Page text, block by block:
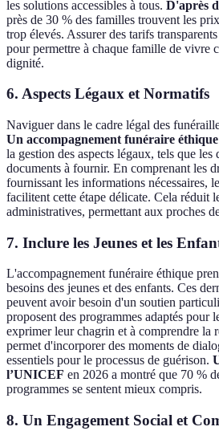
les solutions accessibles à tous. D'après
près de 30 % des familles trouvent les
trop élevés. Assurer des tarifs
pour permettre à chaque famille de vivre
dignité.
6. Aspects Légaux et Normatifs
Naviguer dans le cadre légal des
Un accompagnement funéraire éthique
la gestion des aspects légaux, tels que
documents à fournir. En comprenant les
fournissant les informations nécessaires,
facilitent cette étape délicate. Cela réduit
administratives, permettant aux proches
7. Inclure les Jeunes et les
L'accompagnement funéraire éthique
besoins des jeunes et des enfants. Ces
peuvent avoir besoin d'un soutien
proposent des programmes adaptés pour
exprimer leur chagrin et à comprendre la
permet d'incorporer des moments de
essentiels pour le processus de guérison.
l’UNICEF en 2026 a montré que 70 %
programmes se sentent mieux compris.
8. Un Engagement Social et